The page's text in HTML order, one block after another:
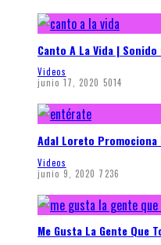
Canto A La Vida |
Videos
junio 17, 2020 5014
Adal Loreto
Videos
junio 9, 2020 7236
Me Gusta La Gente Que